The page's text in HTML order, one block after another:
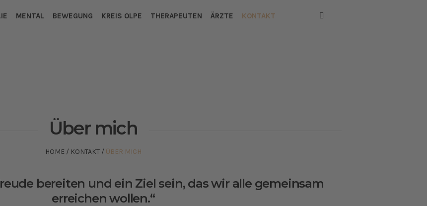
MENTAL BEWEGUNG KREIS OLPE THERAPEUTEN ÄRZTE KONTAKT
Über mich
HOME / KONTAKT / ÜBER MICH
bereiten und ein Ziel sein, das wir alle gemeinsam
erreichen wollen.“